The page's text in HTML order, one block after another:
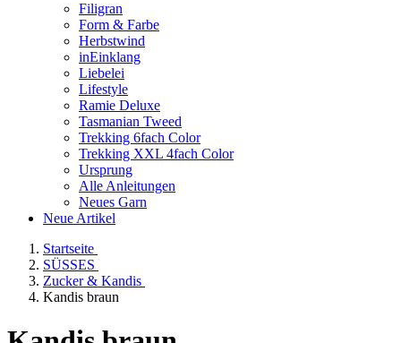
Filigran
Form & Farbe
Herbstwind
inEinklang
Liebelei
Lifestyle
Ramie Deluxe
Tasmanian Tweed
Trekking 6fach Color
Trekking XXL 4fach Color
Ursprung
Alle Anleitungen
Neues Garn
Neue Artikel
Startseite
SÜSSES
Zucker & Kandis
Kandis braun